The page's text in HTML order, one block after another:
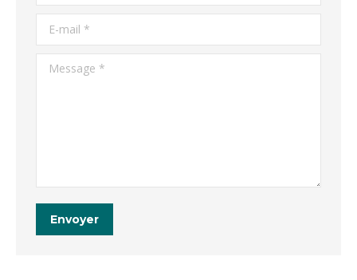
E-mail *
Message *
Envoyer